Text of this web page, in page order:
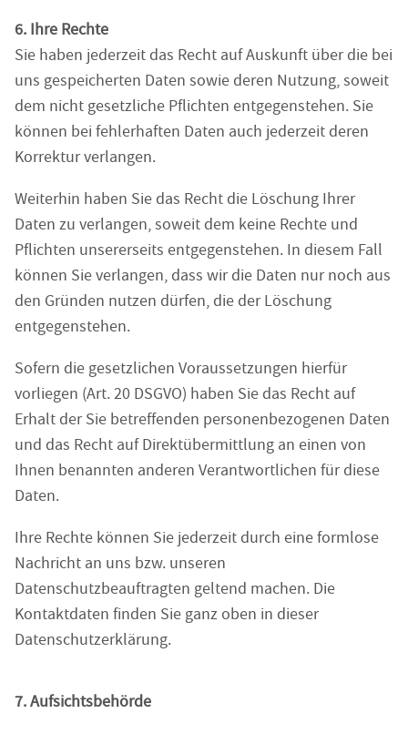
6. Ihre Rechte
Sie haben jederzeit das Recht auf Auskunft über die bei
uns gespeicherten Daten sowie deren Nutzung, soweit
dem nicht gesetzliche Pflichten entgegenstehen. Sie
können bei fehlerhaften Daten auch jederzeit deren
Korrektur verlangen.
Weiterhin haben Sie das Recht die Löschung Ihrer
Daten zu verlangen, soweit dem keine Rechte und
Pflichten unsererseits entgegenstehen. In diesem Fall
können Sie verlangen, dass wir die Daten nur noch aus
den Gründen nutzen dürfen, die der Löschung
entgegenstehen.
Sofern die gesetzlichen Voraussetzungen hierfür
vorliegen (Art. 20 DSGVO) haben Sie das Recht auf
Erhalt der Sie betreffenden personenbezogenen Daten
und das Recht auf Direktübermittlung an einen von
Ihnen benannten anderen Verantwortlichen für diese
Daten.
Ihre Rechte können Sie jederzeit durch eine formlose
Nachricht an uns bzw. unseren
Datenschutzbeauftragten geltend machen. Die
Kontaktdaten finden Sie ganz oben in dieser
Datenschutzerklärung.
7. Aufsichtsbehörde